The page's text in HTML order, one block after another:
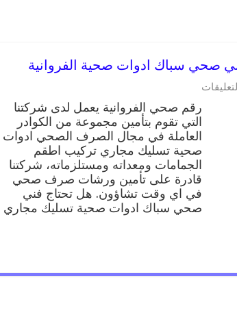
صحي
الفروانية
99009522
فني
صحي
سباك
ادوات
صحية
الفروانية
رقم صحي الفروانية يعمل لدى شركتنا
التي تقوم بتأمين مجموعة من الكوادر
العاملة في مجال الصرف الصحي ادوات
صحية تسليك مجاري تركيب اطقم
الجمامات ومعداته ومستلزماته، شركتنا
قادرة على تأمين ورشات صرف صحي
في اي وقت تشاؤون. هل تحتاج فني
صحي سباك ادوات صحية تسليك مجاري